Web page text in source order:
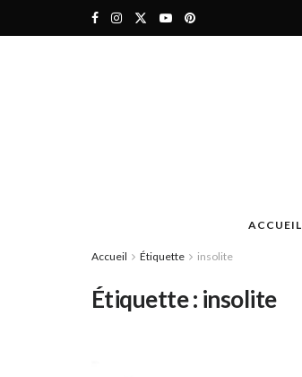
ACCUEIL
Accueil Étiquette insolite
Étiquette : insolite